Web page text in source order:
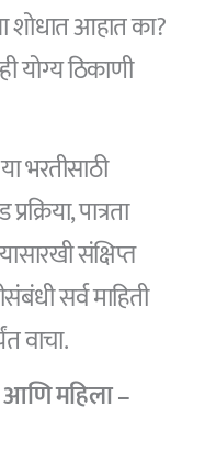
शोधात आहात का?
योग्य ठिकाणी
भरतीसाठी
पात्रता
संक्षिप्त
सर्व माहिती
वाचा.
महिला –